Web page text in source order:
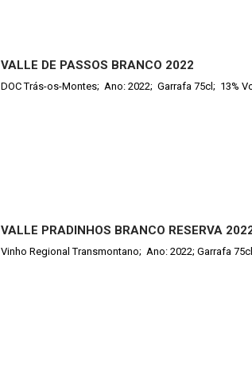
VALLE DE PASSOS BRANCO 2022
DOC Trás-os-Montes; Ano: 2022; Garrafa 75cl; 13%
VALLE PRADINHOS BRANCO RESERVA
Vinho Regional Transmontano; Ano: 2022; Garrafa